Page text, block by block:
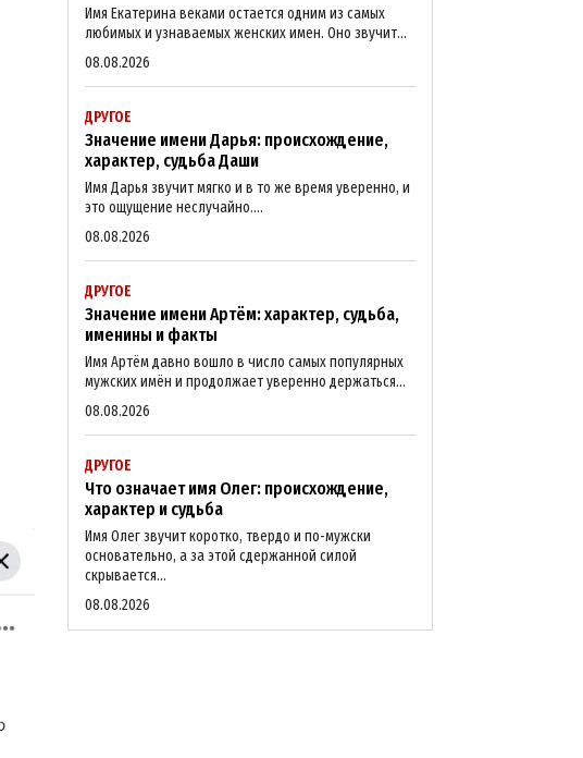
Имя Екатерина веками остается одним из самых
любимых и узнаваемых женских имен. Оно звучит...
08.08.2026
ДРУГОЕ
Значение имени Дарья: происхождение,
характер, судьба Даши
Имя Дарья звучит мягко и в то же время уверенно, и
это ощущение неслучайно....
08.08.2026
ДРУГОЕ
Значение имени Артём: характер, судьба,
именины и факты
Имя Артём давно вошло в число самых популярных
мужских имён и продолжает уверенно держаться...
08.08.2026
ДРУГОЕ
Что означает имя Олег: происхождение,
характер и судьба
Имя Олег звучит коротко, твердо и по-мужски
основательно, а за этой сдержанной силой
скрывается...
08.08.2026